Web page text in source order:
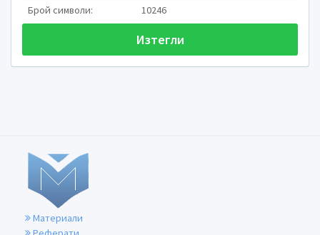
възлизат на 5 до
храни.
 Загубите от тях не
размножаването им
Брой символи: 10246
Изтегли
Материали